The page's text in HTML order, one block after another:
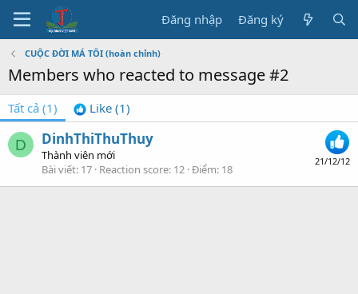
Đăng nhập Đăng ký
CUỘC ĐỜI MÁ TÔI (hoàn chỉnh)
Members who reacted to message #2
Tất cả (1) Like (1)
D
21/12/12
DinhThiThuThuy
Thành viên mới
Bài viết 17 Reaction score 12 Điểm 18